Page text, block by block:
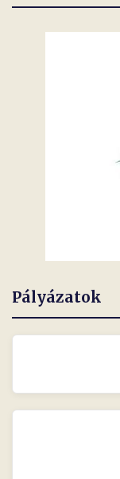
Pályázatok